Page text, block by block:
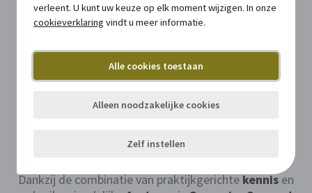
verleent. U kunt uw keuze op elk moment wijzigen. In onze
cookieverklaring vindt u meer informatie.
Alle cookies toestaan
Alleen noodzakelijke cookies
Zelf instellen
Dankzij de combinatie van praktijkgerichtekennis en